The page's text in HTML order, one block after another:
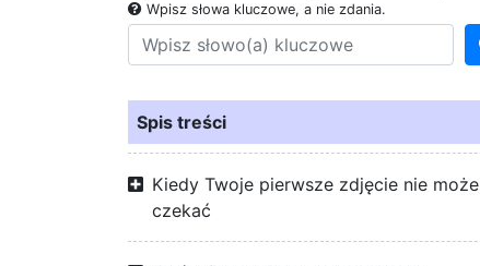
Wpisz słowa kluczowe, a nie zdania.
Spis treści
Kiedy Twoje pierwsze zdjęcie nie może
czekać